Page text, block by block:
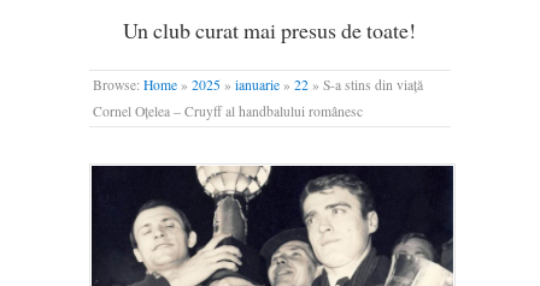
Un club curat mai presus de toate!
Browse: Home » 2025 » ianuarie » 22 » S-a stins din viață
Cornel Oțelea – Cruyff al handbalului românesc